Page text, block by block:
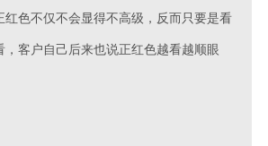
红色不仅不会显得不高级，反而只要是看
，客户自己后来也说正红色越看越顺眼